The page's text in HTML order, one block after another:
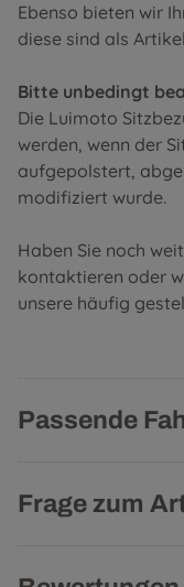
Ebenso bieten wir
diese sind als
Bitte unbedingt
Die Luimoto
werden, wenn der
aufgepolstert,
modifiziert wurde.
Haben Sie noch
kontaktieren oder
unsere häufig
Passende
Frage zum